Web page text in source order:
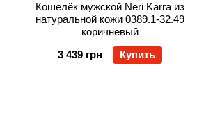
Кошелёк мужской Neri Karra из
натуральной кожи 0389.1-32.49
коричневый
3 439 грн
Купить